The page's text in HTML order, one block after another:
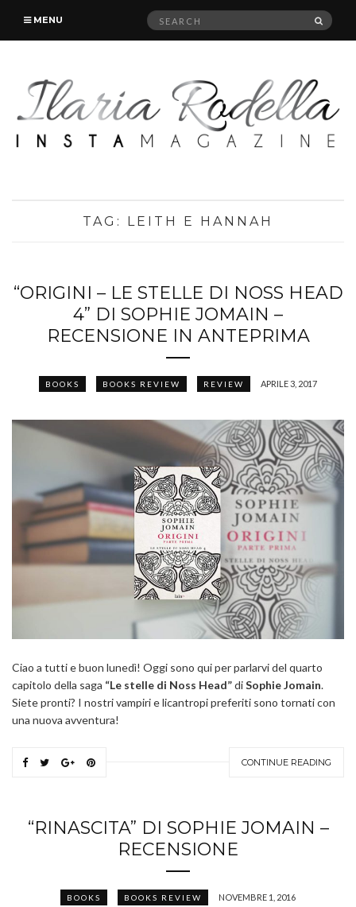
MENU
Search
TAG: LEITH E HANNAH
“ORIGINI – LE STELLE DI NOSS HEAD
4” DI SOPHIE JOMAIN –
RECENSIONE IN ANTEPRIMA
BOOKS BOOKS REVIEW REVIEW APRILE 3, 2017
Ciao a tutti e buon lunedì! Oggi sono qui per parlarvi del quarto
capitolo della saga “Le stelle di Noss Head”diSophie Jomain.
Siete pronti? I nostri vampiri e licantropi preferiti sono tornati con
una nuova avventura!
CONTINUE READING
“RINASCITA” DI SOPHIE JOMAIN –
RECENSIONE
BOOKS BOOKS REVIEW NOVEMBRE 1, 2016